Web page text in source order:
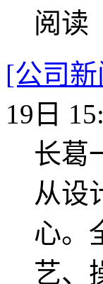
阅读
[公司
19日
长葛
从设
心。
艺、